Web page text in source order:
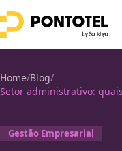
Home/Blog/
Setor administrativo:
Gestão Empresarial